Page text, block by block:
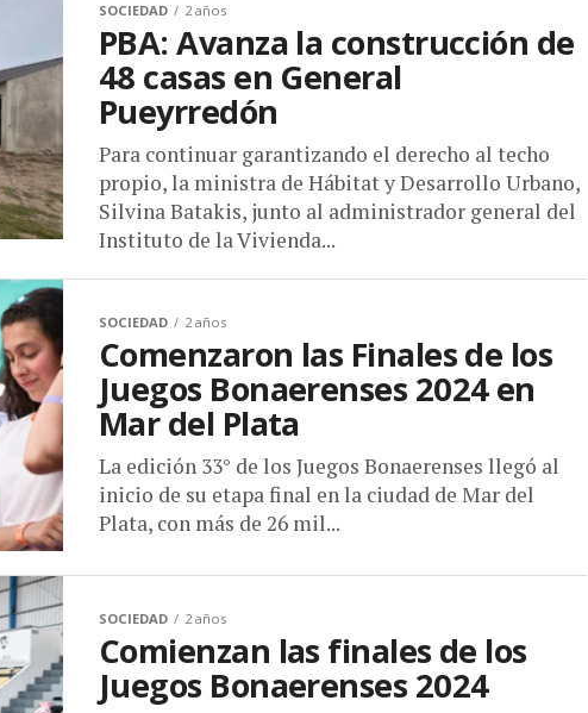
SOCIEDAD 2 años
PBA: Avanza la construcción de
48 casas en General
Pueyrredón
Para continuar garantizando el derecho al techo
propio, la ministra de Hábitat y Desarrollo Urbano,
Silvina Batakis, junto al administrador general del
Instituto de la Vivienda...
SOCIEDAD 2 años
Comenzaron las Finales de los
Juegos Bonaerenses 2024 en
Mar del Plata
La edición 33° de los Juegos Bonaerenses llegó al
inicio de su etapa final en la ciudad de Mar del
Plata, con más de 26 mil...
SOCIEDAD 2 años
Comienzan las finales de los
Juegos Bonaerenses 2024